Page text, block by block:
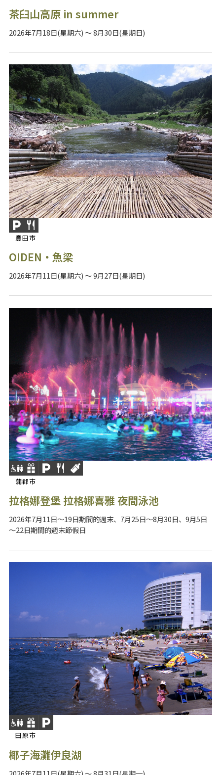
茶臼山高原 in summer
2026年7月18日(星期六) ～ 8月30日(星期日)
豐田市
OIDEN・魚梁
2026年7月11日(星期六) ～ 9月27日(星期日)
蒲郡市
拉格娜登堡 拉格娜喜雅 夜間泳池
2026年7月11日～19日期間的週末、7月25日～8月30日、9月5日
～22日期間的週末節假日
田原市
椰子海灘伊良湖